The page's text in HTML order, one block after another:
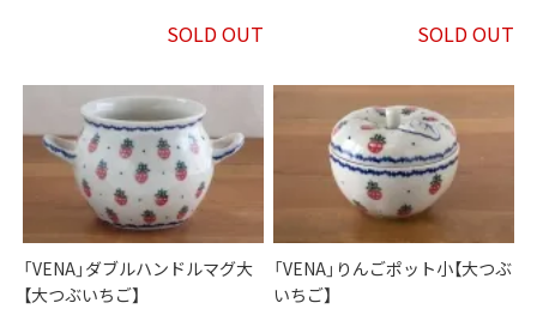
SOLD OUT SOLD OUT
「VENA」ダブルハンドルマグ大
【大つぶいちご】
「VENA」りんごポット小【大つぶ
いちご】